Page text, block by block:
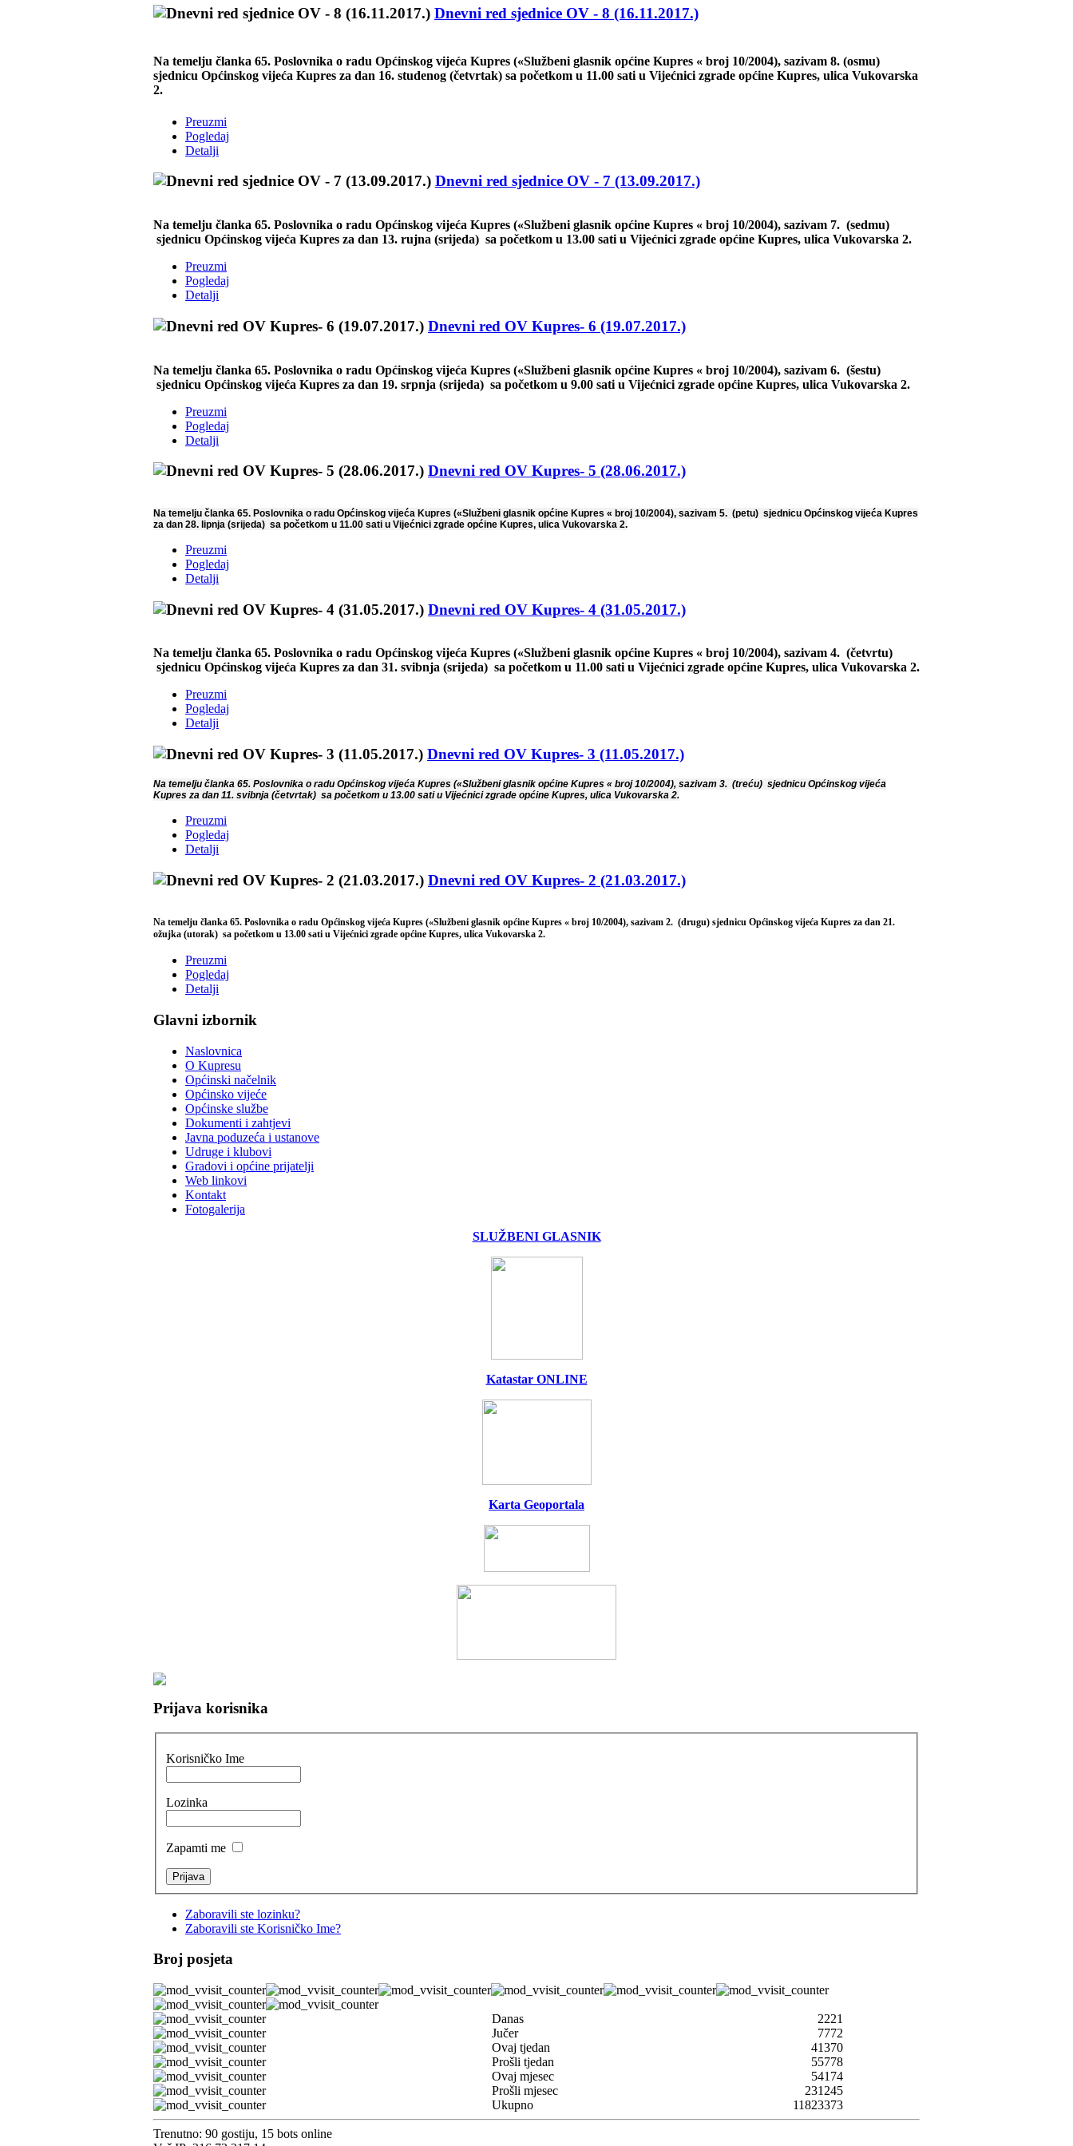
Dnevni red sjednice OV - 8 (16.11.2017.)
Na temelju članka 65. Poslovnika o radu Općinskog vijeća Kupres («Službeni glasnik općine Kupres « broj 10/2004), sazivam 8. (osmu)
sjednicu Općinskog vijeća Kupres za dan 16. studenog (četvrtak) sa početkom u 11.00 sati u Vijećnici zgrade općine Kupres, ulica Vukovarska
2.
Preuzmi
Pogledaj
Detalji
Dnevni red sjednice OV - 7 (13.09.2017.)
Na temelju članka 65. Poslovnika o radu Općinskog vijeća Kupres («Službeni glasnik općine Kupres « broj 10/2004), sazivam 7. (sedmu)
sjednicu Općinskog vijeća Kupres za dan 13. rujna (srijeda) sa početkom u 13.00 sati u Vijećnici zgrade općine Kupres, ulica Vukovarska 2.
Preuzmi
Pogledaj
Detalji
Dnevni red OV Kupres- 6 (19.07.2017.)
Na temelju članka 65. Poslovnika o radu Općinskog vijeća Kupres («Službeni glasnik općine Kupres « broj 10/2004), sazivam 6. (šestu)
sjednicu Općinskog vijeća Kupres za dan 19. srpnja (srijeda) sa početkom u 9.00 sati u Vijećnici zgrade općine Kupres, ulica Vukovarska 2.
Preuzmi
Pogledaj
Detalji
Dnevni red OV Kupres- 5 (28.06.2017.)
Na temelju članka 65. Poslovnika o radu Općinskog vijeća Kupres («Službeni glasnik općine Kupres « broj 10/2004), sazivam 5. (petu) sjednicu Općinskog vijeća Kupres
za dan 28. lipnja (srijeda) sa početkom u 11.00 sati u Vijećnici zgrade općine Kupres, ulica Vukovarska 2.
Preuzmi
Pogledaj
Detalji
Dnevni red OV Kupres- 4 (31.05.2017.)
Na temelju članka 65. Poslovnika o radu Općinskog vijeća Kupres («Službeni glasnik općine Kupres « broj 10/2004), sazivam 4. (četvrtu)
sjednicu Općinskog vijeća Kupres za dan 31. svibnja (srijeda) sa početkom u 11.00 sati u Vijećnici zgrade općine Kupres, ulica Vukovarska 2.
Preuzmi
Pogledaj
Detalji
Dnevni red OV Kupres- 3 (11.05.2017.)
Na temelju članka 65. Poslovnika o radu Općinskog vijeća Kupres («Službeni glasnik općine Kupres « broj 10/2004), sazivam 3. (treću) sjednicu Općinskog vijeća
Kupres za dan 11. svibnja (četvrtak) sa početkom u 13.00 sati u Vijećnici zgrade općine Kupres, ulica Vukovarska 2.
Preuzmi
Pogledaj
Detalji
Dnevni red OV Kupres- 2 (21.03.2017.)
Na temelju članka 65. Poslovnika o radu Općinskog vijeća Kupres («Službeni glasnik općine Kupres « broj 10/2004), sazivam 2. (drugu) sjednicu Općinskog vijeća Kupres za dan 21.
ožujka (utorak) sa početkom u 13.00 sati u Vijećnici zgrade općine Kupres, ulica Vukovarska 2.
Preuzmi
Pogledaj
Detalji
Glavni izbornik
Naslovnica
O Kupresu
Općinski načelnik
Općinsko vijeće
Općinske službe
Dokumenti i zahtjevi
Javna poduzeća i ustanove
Udruge i klubovi
Gradovi i općine prijatelji
Web linkovi
Kontakt
Fotogalerija
SLUŽBENI GLASNIK
Katastar ONLINE
Karta Geoportala
Prijava korisnika
Korisničko Ime
Lozinka
Zapamti me
Zaboravili ste lozinku?
Zaboravili ste Korisničko Ime?
Broj posjeta
Danas
2221
Jučer
7772
Ovaj tjedan
41370
Prošli tjedan
55778
Ovaj mjesec
54174
Prošli mjesec
231245
Ukupno
11823373
Trenutno: 90 gostiju, 15 bots online